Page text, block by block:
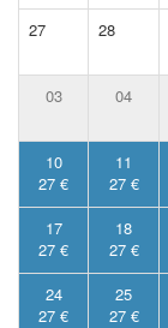
27
28
03 04
10
27 €
11
27 €
17
27 €
18
27 €
24
27 €
25
27 €